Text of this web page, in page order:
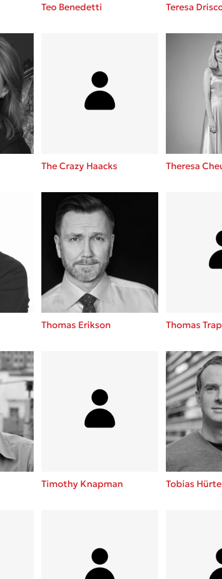
Teo Benedetti Teresa
The Crazy Haacks Theresa
Thomas Erikson Thomas
Timothy Knapman Tobias